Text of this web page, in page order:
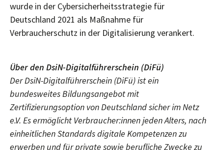
wurde in der Cybersicherheitsstrategie für
Deutschland 2021 als Maßnahme für
Verbraucherschutz in der Digitalisierung verankert.
Über den DsiN-Digitalführerschein (DiFü)
Der DsiN-Digitalführerschein (DiFü) ist ein
bundesweites Bildungsangebot mit
Zertifizierungsoption von Deutschland sicher im Netz
e.V. Es ermöglicht Verbraucher:innen jeden Alters, nach
einheitlichen Standards digitale Kompetenzen zu
erwerben und für private sowie berufliche Zwecke zu